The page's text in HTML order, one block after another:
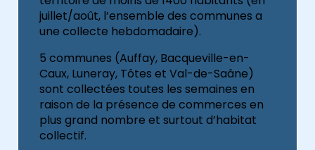
juillet/août, l’ensemble des communes a
une collecte hebdomadaire).
5 communes (Auffay, Bacqueville-en-
Caux, Luneray, Tôtes et Val-de-Saâne)
sont collectées toutes les semaines en
raison de la présence de commerces en
plus grand nombre et surtout d’habitat
collectif.